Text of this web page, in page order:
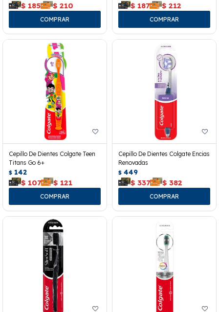
$ 185 $ 210 $ 187 $ 212
Cepillo De Dientes Colgate Teen
Titans Go 6+
$ 142
$ 107 $ 121
Cepillo De Dientes Colgate Encias
Renovadas
$ 449
$ 337 $ 382